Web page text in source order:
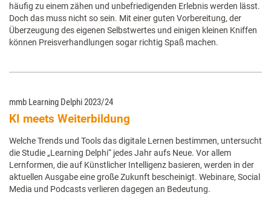
häufig zu einem zähen und unbefriedigenden Erlebnis werden lässt.
Doch das muss nicht so sein. Mit einer guten Vorbereitung, der
Überzeugung des eigenen Selbstwertes und einigen kleinen Kniffen
können Preisverhandlungen sogar richtig Spaß machen.
mmb Learning Delphi 2023/24
KI meets Weiterbildung
Welche Trends und Tools das digitale Lernen bestimmen, untersucht
die Studie „Learning Delphi“ jedes Jahr aufs Neue. Vor allem
Lernformen, die auf Künstlicher Intelligenz basieren, werden in der
aktuellen Ausgabe eine große Zukunft bescheinigt. Webinare, Social
Media und Podcasts verlieren dagegen an Bedeutung.